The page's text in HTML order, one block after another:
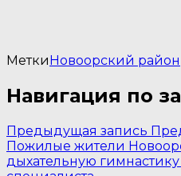
МеткиНовоорский район
Навигация по
Предыдущая запись
Пожилые жители
дыхательную